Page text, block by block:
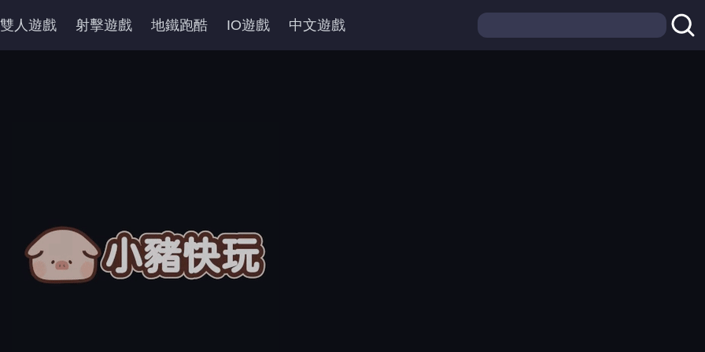
雙人遊戲 射擊遊戲 地鐵跑酷 IO遊戲 中文遊戲